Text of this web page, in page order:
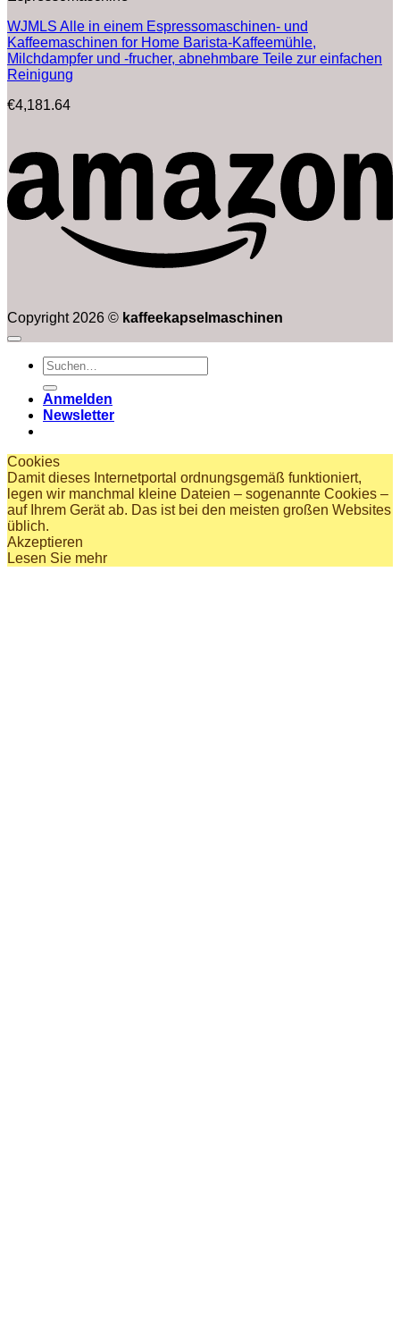
WJMLS Alle in einem Espressomaschinen- und
Kaffeemaschinen for Home Barista-Kaffeemühle,
Milchdampfer und -frucher, abnehmbare Teile zur einfachen
Reinigung
€4,181.64
Copyright 2026 © kaffeekapselmaschinen
Suchen
nach:
Anmelden
Newsletter
Cookies
Damit dieses Internetportal ordnungsgemäß funktioniert,
legen wir manchmal kleine Dateien – sogenannte Cookies –
auf Ihrem Gerät ab. Das ist bei den meisten großen Websites
üblich.
Akzeptieren
Lesen Sie mehr